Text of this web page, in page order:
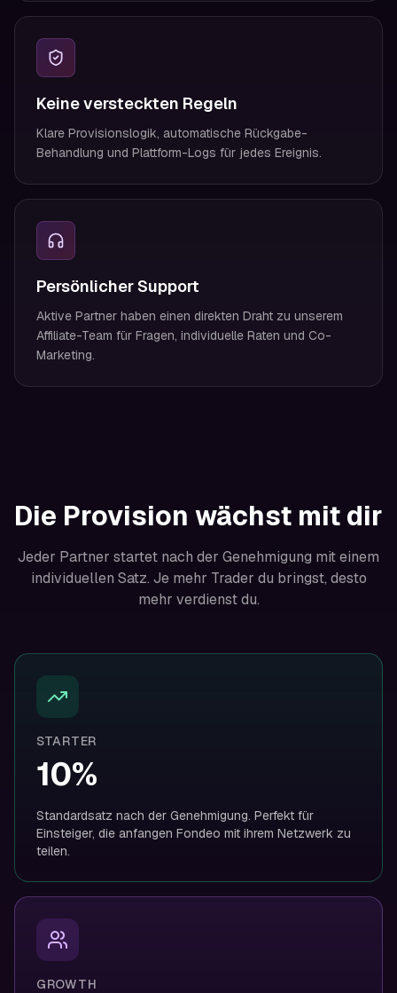
Keine versteckten Regeln
Klare Provisionslogik, automatische Rückgabe-
Behandlung und Plattform-Logs für jedes Ereignis.
Persönlicher Support
Aktive Partner haben einen direkten Draht zu unserem
Affiliate-Team für Fragen, individuelle Raten und Co-
Marketing.
Die Provision wächst mit dir
Jeder Partner startet nach der Genehmigung mit einem
individuellen Satz. Je mehr Trader du bringst, desto
mehr verdienst du.
STARTER
10%
Standardsatz nach der Genehmigung. Perfekt für
Einsteiger, die anfangen Fondeo mit ihrem Netzwerk zu
teilen.
GROWTH